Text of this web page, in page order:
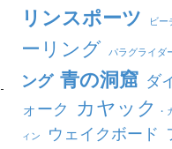
リンスポーツ
ビー
ーリング
パラグライダ
ング 青の洞窟 ダ
ォーク
カヤック ・
ィン ウェイクボード